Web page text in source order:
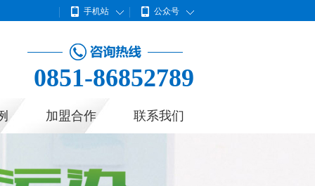
手机站 公众号
0851-86852789
加盟合作 联系我们